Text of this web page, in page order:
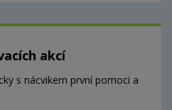
akcí
s nácvikem první pomoci a